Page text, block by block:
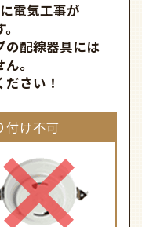
電気工事が
の配線器具には
。
さい！
付け不可